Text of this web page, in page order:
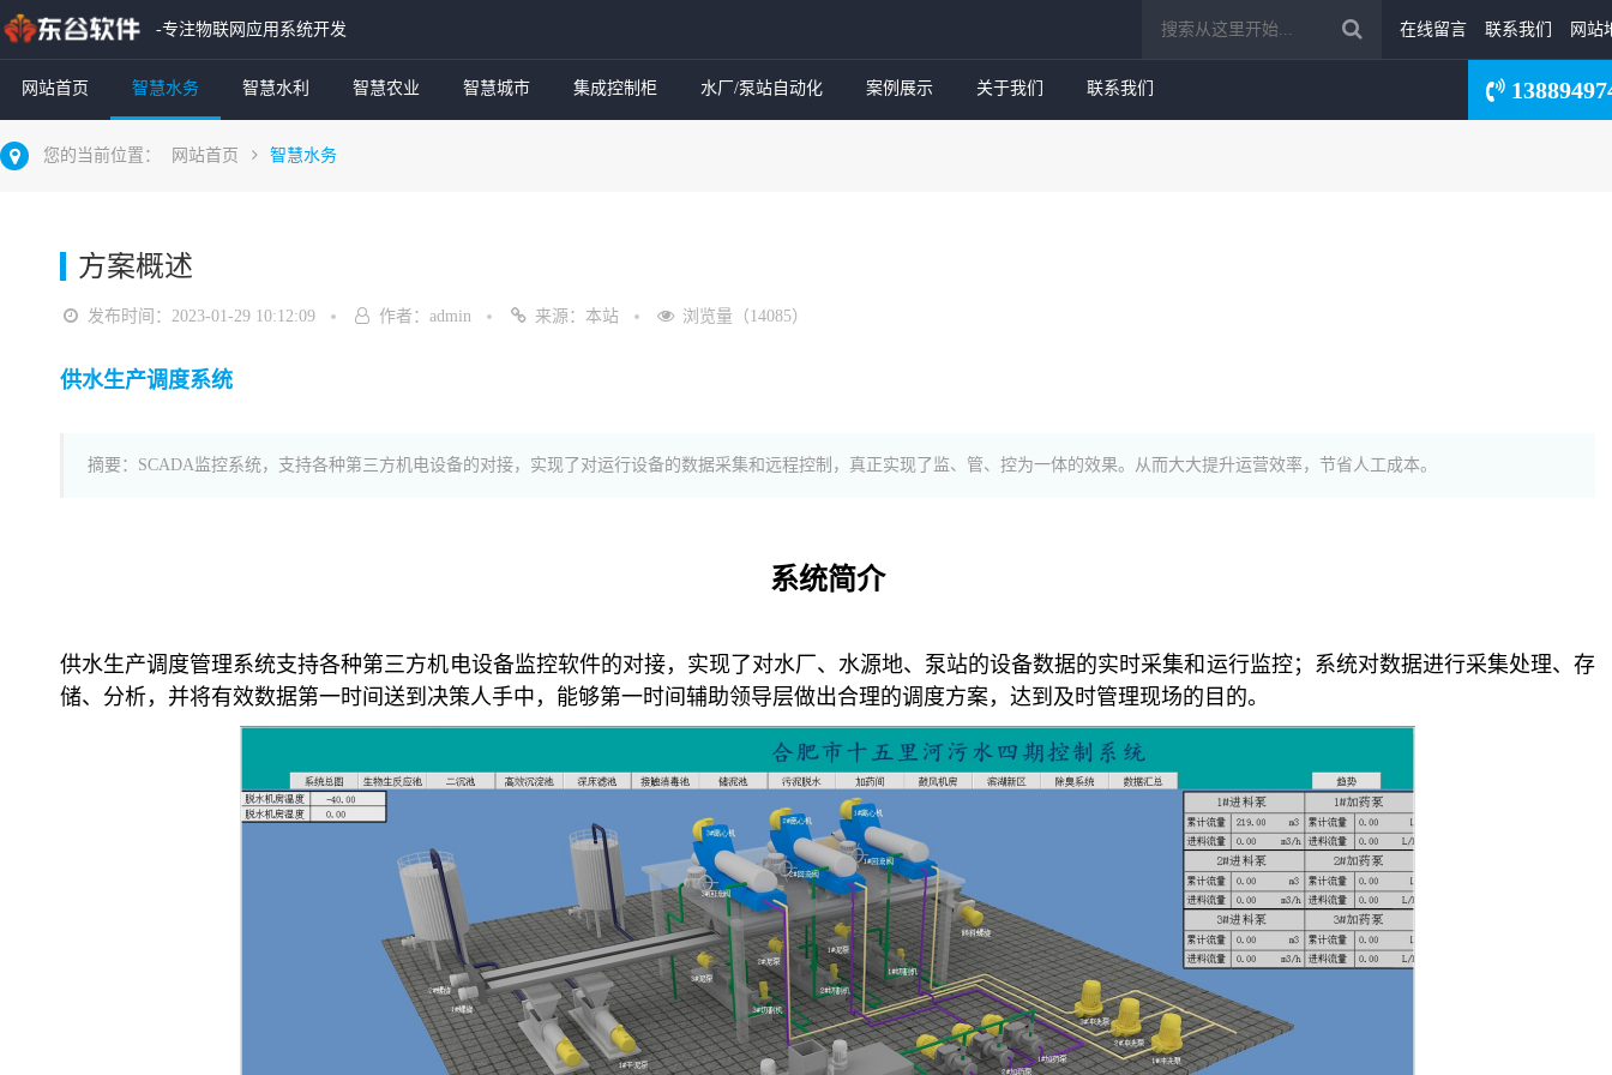
-专注物联网应用系统开发 在线留言 联系我们 网站
网站首页 智慧水务 智慧水利 智慧农业 智慧城市 集成控制柜 水厂/泵站自动化 案例展示 关于我们 联系我们
您的当前位置： 网站首页 智慧水务
方案概述
发布时间：2023-01-29 10:12:09 作者：admin 来源：本站 浏览量（14085）
供水生产调度系统
摘要：SCADA监控系统，支持各种第三方机电设备的对接，实现了对运行设备的数据采集和远程控制，真正实现了监、管、控为一体的效果。从而大大提升运营效率，节省人工成本。
系统简介
供水生产调度管理系统支持各种第三方机电设备监控软件的对接，实现了对水厂、水源地、泵站的设备数据的实时采集和运行监控；系统对数据进行采集处理、存
储、分析，并将有效数据第一时间送到决策人手中，能够第一时间辅助领导层做出合理的调度方案，达到及时管理现场的目的。